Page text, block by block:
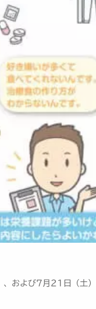
よび7月21日（土）